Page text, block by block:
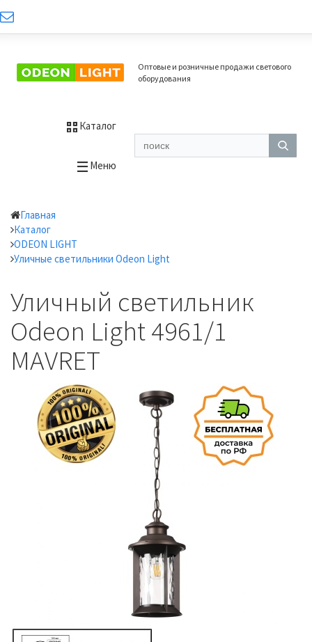
Оптовые и розничные продажи светового
оборудования
Каталог
Меню
Главная
Каталог
ODEON LIGHT
Уличные светильники Odeon Light
Уличный светильник
Odeon Light 4961/1
MAVRET